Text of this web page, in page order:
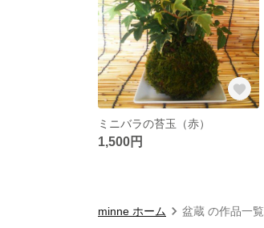
ミニバラの苔玉（赤）
1,500円
minne ホーム 盆蔵 の作品一覧